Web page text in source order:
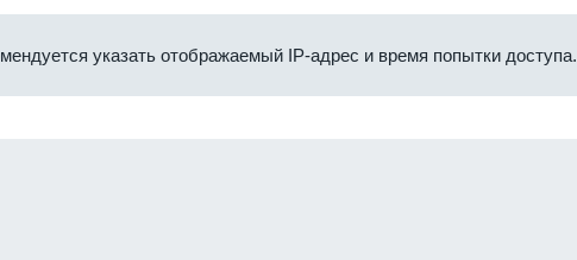
указать отображаемый IP-адрес и время попытки доступа.